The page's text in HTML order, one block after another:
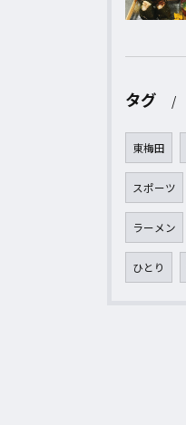
タグ
東梅田
スポーツ
ラーメン
ひとり